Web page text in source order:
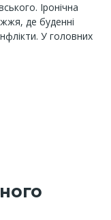
Іронічна
де буденні
У головних